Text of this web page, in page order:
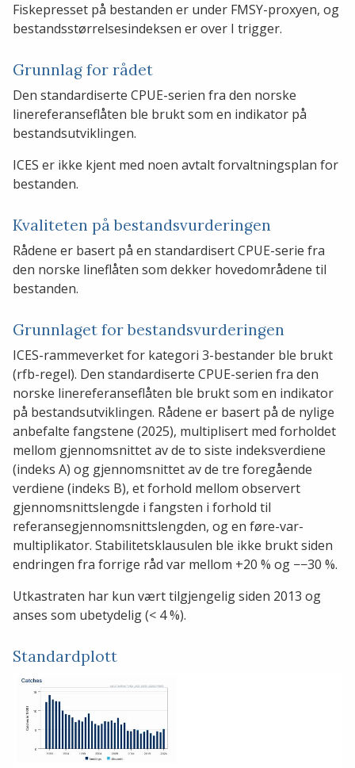
Fiskepresset på bestanden er under FMSY-proxyen, og
bestandsstørrelsesindeksen er over I trigger.
Grunnlag for rådet
Den standardiserte CPUE-serien fra den norske
linereferanseflåten ble brukt som en indikator på
bestandsutviklingen.
ICES er ikke kjent med noen avtalt forvaltningsplan for
bestanden.
Kvaliteten på bestandsvurderingen
Rådene er basert på en standardisert CPUE-serie fra
den norske lineflåten som dekker hovedområdene til
bestanden.
Grunnlaget for bestandsvurderingen
ICES-rammeverket for kategori 3-bestander ble brukt
(rfb-regel). Den standardiserte CPUE-serien fra den
norske linereferanseflåten ble brukt som en indikator
på bestandsutviklingen. Rådene er basert på de nylige
anbefalte fangstene (2025), multiplisert med forholdet
mellom gjennomsnittet av de to siste indeksverdiene
(indeks A) og gjennomsnittet av de tre foregående
verdiene (indeks B), et forhold mellom observert
gjennomsnittslengde i fangsten i forhold til
referansegjennomsnittslengden, og en føre-var-
multiplikator. Stabilitetsklausulen ble ikke brukt siden
endringen fra forrige råd var mellom +20 % og −−30 %.
Utkastraten har kun vært tilgjengelig siden 2013 og
anses som ubetydelig (< 4 %).
Standardplott